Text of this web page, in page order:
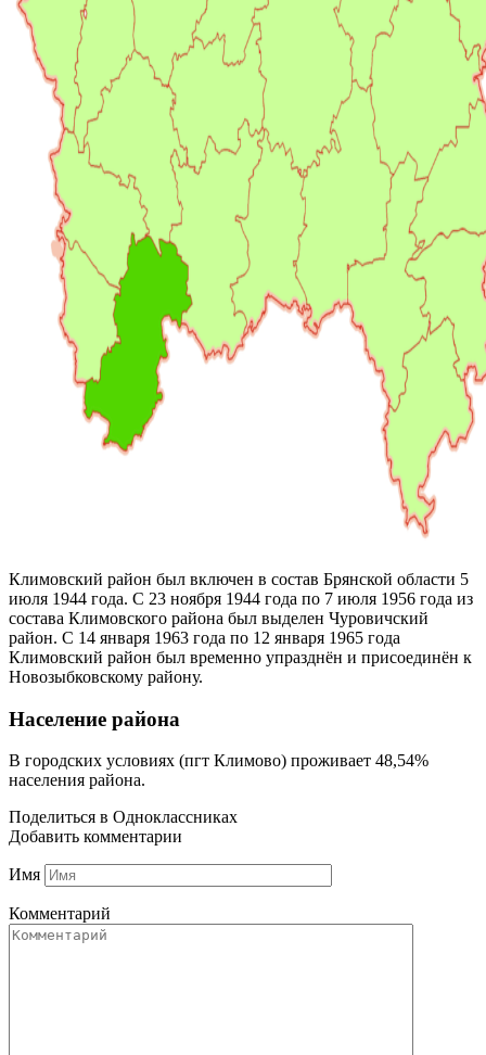
Климовский район был включен в состав Брянской области 5
июля 1944 года. С 23 ноября 1944 года по 7 июля 1956 года из
состава Климовского района был выделен Чуровичский
район. С 14 января 1963 года по 12 января 1965 года
Климовский район был временно упразднён и присоединён к
Новозыбковскому району.
Население района
В городских условиях (пгт Климово) проживает 48,54%
населения района.
Поделиться в Одноклассниках
Добавить комментарии
Имя
Комментарий